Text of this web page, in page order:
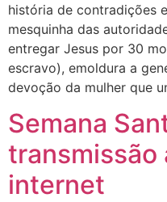
história de contradições
mesquinha das
entregar Jesus por 30
escravo), emoldura a
devoção da mulher que
Semana
transmissão
internet